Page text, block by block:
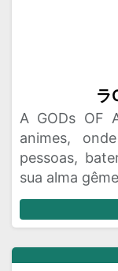
ラ
A GODs OF
animes,
pessoas,
sua alma